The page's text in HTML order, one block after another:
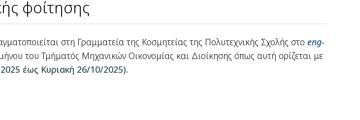
φοίτησης
στη Γραμματεία της Κοσμητείας της Πολυτεχνικής Σχολής στοeng-
του Τμήματός Μηχανικών Οικονομίας και Διοίκησης όπως αυτή ορίζεται με
έως Κυριακή 26/10/2025).